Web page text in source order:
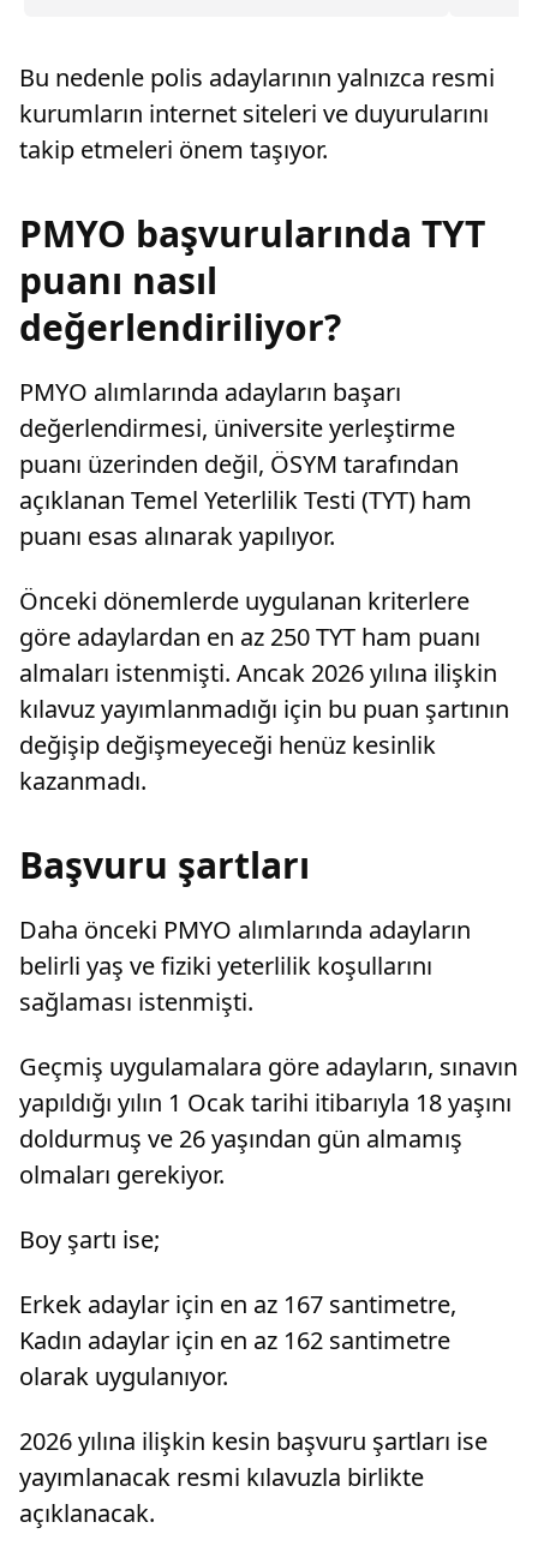
Bu nedenle polis adaylarının yalnızca resmi
kurumların internet siteleri ve duyurularını
takip etmeleri önem taşıyor.
PMYO başvurularında TYT
puanı nasıl
değerlendiriliyor?
PMYO alımlarında adayların başarı
değerlendirmesi, üniversite yerleştirme
puanı üzerinden değil, ÖSYM tarafından
açıklanan Temel Yeterlilik Testi (TYT) ham
puanı esas alınarak yapılıyor.
Önceki dönemlerde uygulanan kriterlere
göre adaylardan en az 250 TYT ham puanı
almaları istenmişti. Ancak 2026 yılına ilişkin
kılavuz yayımlanmadığı için bu puan şartının
değişip değişmeyeceği henüz kesinlik
kazanmadı.
Başvuru şartları
Daha önceki PMYO alımlarında adayların
belirli yaş ve fiziki yeterlilik koşullarını
sağlaması istenmişti.
Geçmiş uygulamalara göre adayların, sınavın
yapıldığı yılın 1 Ocak tarihi itibarıyla 18 yaşını
doldurmuş ve 26 yaşından gün almamış
olmaları gerekiyor.
Boy şartı ise;
Erkek adaylar için en az 167 santimetre,
Kadın adaylar için en az 162 santimetre
olarak uygulanıyor.
2026 yılına ilişkin kesin başvuru şartları ise
yayımlanacak resmi kılavuzla birlikte
açıklanacak.